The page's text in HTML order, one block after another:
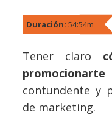
Duración: 54:54m
Tener claro
promocionarte
contundente y
de marketing.